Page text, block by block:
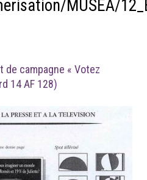
MUSEA/
de campagne « Votez
14 AF 128)